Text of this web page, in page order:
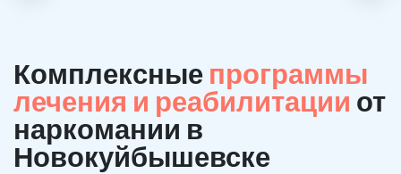
Комплексные программы
лечения и реабилитации от
наркомании в
Новокуйбышевске